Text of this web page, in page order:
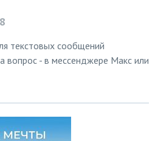
текстовых сообщений
вопрос - в мессенджере Макс или